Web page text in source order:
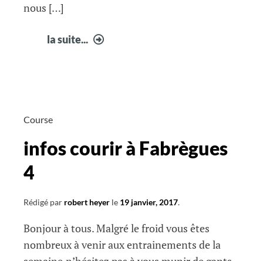
nous […]
la suite...
Course
infos courir à Fabrègues
4
Rédigé par robert heyer le 19 janvier, 2017.
Bonjour à tous. Malgré le froid vous êtes
nombreux à venir aux entrainements de la